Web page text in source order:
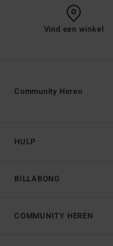
Vind een winkel
HULP
BILLABONG
Community Heren
COMMUNITY HEREN